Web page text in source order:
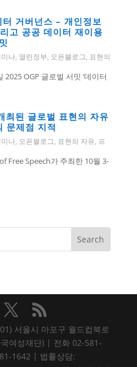
거버넌스 – 개인정보
고 공공 데이터 재이용
나, 열린정부, 오픈블로그, 표현의
OGP 글로벌 서밋 ‘데이터
최된 글로벌 표현의 자유
문제점 지적
나, 오픈블로그, 표현의 자유, 프
Free Speech가 주최한 10월 3-
서울시 마포구 월드컵북로
여성재단) | 전화 02-581-
1642 | 법률상담: